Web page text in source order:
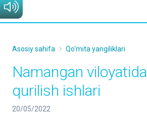
Asosiy sahifa Qo'mita yangiliklari
Namangan viloyatida
qurilish ishlari
20/05/2022